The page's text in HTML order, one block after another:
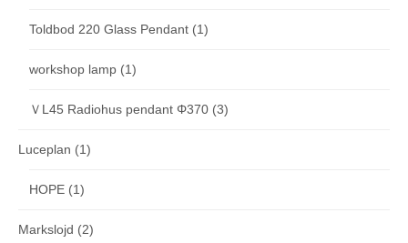
Toldbod 220 Glass Pendant (1)
workshop lamp (1)
ＶL45 Radiohus pendant Φ370 (3)
Luceplan (1)
HOPE (1)
Markslojd (2)